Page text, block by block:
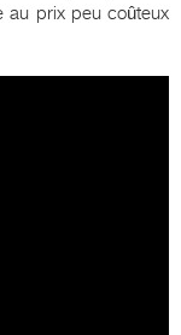
au prix peu coûteux